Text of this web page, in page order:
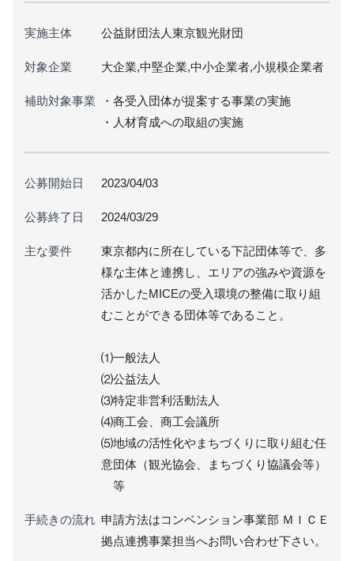
実施主体 公益財団法人東京観光財団
対象企業 大企業,中堅企業,中小企業者,小規模企業者
補助対象事業
・各受入団体が提案する事業の実施
・人材育成への取組の実施
公募開始日 2023/04/03
公募終了日 2024/03/29
主な要件
東京都内に所在している下記団体等で、多
様な主体と連携し、エリアの強みや資源を
活かしたMICEの受入環境の整備に取り組
むことができる団体等であること。
⑴一般法人
⑵公益法人
⑶特定非営利活動法人
⑷商工会、商工会議所
⑸地域の活性化やまちづくりに取り組む任
意団体（観光協会、まちづくり協議会等）
等
手続きの流れ 申請方法はコンベンション事業部 ＭＩＣＥ
拠点連携事業担当へお問い合わせ下さい。